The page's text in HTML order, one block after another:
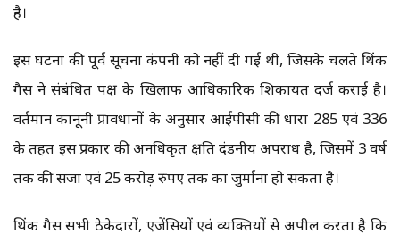
है।
इस घटना की पूर्व सूचना कंपनी को नहीं दी गई थी, जिसके चलते थिंक
गैस ने संबंधित पक्ष के खिलाफ आधिकारिक शिकायत दर्ज कराई है।
वर्तमान कानूनी प्रावधानों के अनुसार आईपीसी की धारा 285 एवं 336
के तहत इस प्रकार की अनधिकृत क्षति दंडनीय अपराध है, जिसमें 3 वर्ष
तक की सजा एवं 25 करोड़ रुपए तक का जुर्माना हो सकता है।
थिंक गैस सभी ठेकेदारों, एजेंसियों एवं व्यक्तियों से अपील करता है कि